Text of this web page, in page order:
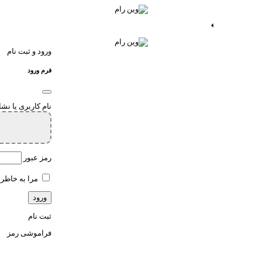
ورود و ثبت نام
فرم ورود
نام کاربری یا
رمز عبور
مرا به
ثبت نام
فراموشی رمز